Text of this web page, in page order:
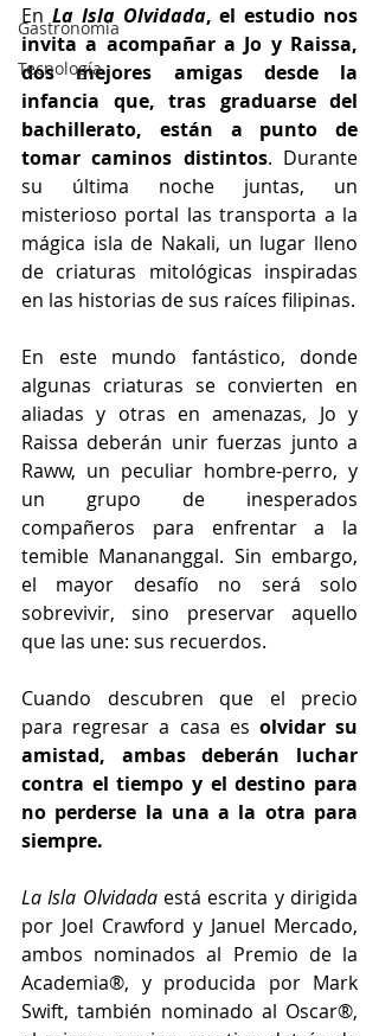
Gastronomía
Tecnología
En La Isla Olvidada, el estudio nos
invita a acompañar a Jo y Raissa,
dos mejores amigas desde la
infancia que, tras graduarse del
bachillerato, están a punto de
tomar caminos distintos. Durante
su última noche juntas, un
misterioso portal las transporta a la
mágica isla de Nakali, un lugar lleno
de criaturas mitológicas inspiradas
en las historias de sus raíces filipinas.
En este mundo fantástico, donde
algunas criaturas se convierten en
aliadas y otras en amenazas, Jo y
Raissa deberán unir fuerzas junto a
Raww, un peculiar hombre-perro, y
un grupo de inesperados
compañeros para enfrentar a la
temible Manananggal. Sin embargo,
el mayor desafío no será solo
sobrevivir, sino preservar aquello
que las une: sus recuerdos.
Cuando descubren que el precio
para regresar a casa es olvidar su
amistad, ambas deberán luchar
contra el tiempo y el destino para
no perderse la una a la otra para
siempre.
La Isla Olvidada está escrita y dirigida
por Joel Crawford y Januel Mercado,
ambos nominados al Premio de la
Academia®, y producida por Mark
Swift, también nominado al Oscar®,